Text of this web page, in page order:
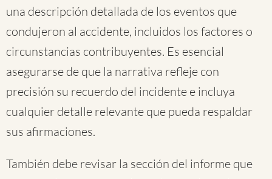
una descripción detallada de los eventos que
condujeron al accidente, incluidos los factores o
circunstancias contribuyentes. Es esencial
asegurarse de que la narrativa refleje con
precisión su recuerdo del incidente e incluya
cualquier detalle relevante que pueda respaldar
sus afirmaciones.
También debe revisar la sección del informe que